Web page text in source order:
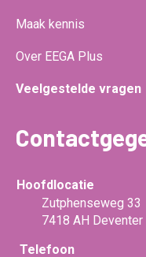
Maak kennis
Over EEGA Plus
Veelgestelde vragen
Hoofdlocatie
Zutphenseweg 33
7418 AH Deventer
Telefoon